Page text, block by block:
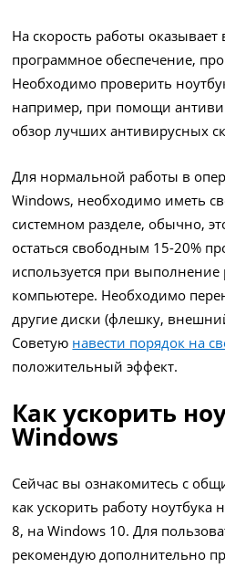
На скорость работы
программное обеспечение,
Необходимо проверить
например, при помощи
обзор лучших антивирусных
Для нормальной работы в
Windows, необходимо иметь
системном разделе, обычно,
остаться свободным 15-20%
используется при
компьютере. Необходимо
другие диски (флешку,
Советую навести порядок на
положительный эффект.
Как ускорить
Windows
Сейчас вы ознакомитесь с
как ускорить работу ноутбука
8, на Windows 10. Для
рекомендую дополнительно